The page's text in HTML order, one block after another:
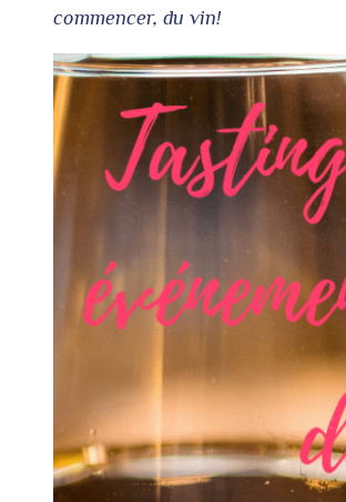
commencer, du vin!